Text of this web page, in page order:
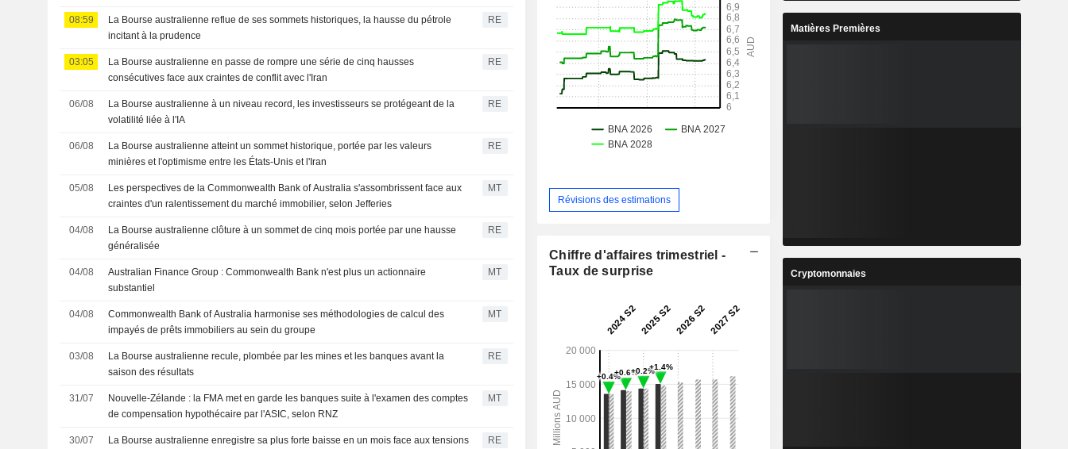
08:59
La Bourse australienne reflue de ses sommets historiques, la hausse du pétrole
incitant à la prudence
RE
03:05
La Bourse australienne en passe de rompre une série de cinq hausses
consécutives face aux craintes de conflit avec l'Iran
RE
06/08
La Bourse australienne à un niveau record, les investisseurs se protégeant de la
volatilité liée à l'IA
RE
06/08
La Bourse australienne atteint un sommet historique, portée par les valeurs
minières et l'optimisme entre les États-Unis et l'Iran
RE
05/08
Les perspectives de la Commonwealth Bank of Australia s'assombrissent face aux
craintes d'un ralentissement du marché immobilier, selon Jefferies
MT
04/08
La Bourse australienne clôture à un sommet de cinq mois portée par une hausse
généralisée
RE
04/08
Australian Finance Group : Commonwealth Bank n'est plus un actionnaire
substantiel
MT
04/08
Commonwealth Bank of Australia harmonise ses méthodologies de calcul des
impayés de prêts immobiliers au sein du groupe
MT
03/08
La Bourse australienne recule, plombée par les mines et les banques avant la
saison des résultats
RE
31/07
Nouvelle-Zélande : la FMA met en garde les banques suite à l'examen des comptes
de compensation hypothécaire par l'ASIC, selon RNZ
MT
30/07 La Bourse australienne enregistre sa plus forte baisse en un mois face aux tensions RE
Révisions des estimations
Chiffre d'affaires trimestriel -
Taux de surprise
Matières Premières
Cryptomonnaies